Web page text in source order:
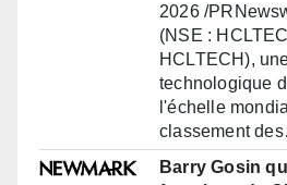
2026 /
(NSE :
HCLTECH),
technologique
l'échelle
classement
Barry Gosin